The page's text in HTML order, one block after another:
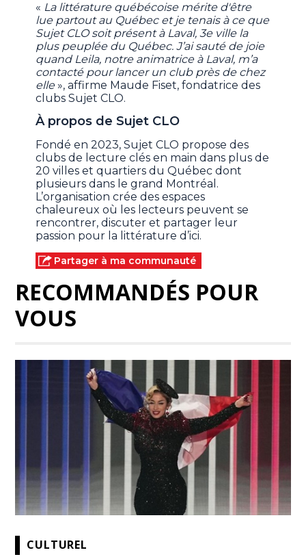
« La littérature québécoise mérite d'être
lue partout au Québec et je tenais à ce que
Sujet CLO soit présent à Laval, 3e ville la
plus peuplée du Québec. J’ai sauté de joie
quand Leila, notre animatrice à Laval, m’a
contacté pour lancer un club près de chez
elle», affirme Maude Fiset, fondatrice des
clubs Sujet CLO.
À propos de Sujet CLO
Fondé en 2023, Sujet CLO propose des
clubs de lecture clés en main dans plus de
20 villes et quartiers du Québec dont
plusieurs dans le grand Montréal.
L’organisation crée des espaces
chaleureux où les lecteurs peuvent se
rencontrer, discuter et partager leur
passion pour la littérature d’ici.
Partager à ma communauté
RECOMMANDÉS POUR
VOUS
CULTUREL